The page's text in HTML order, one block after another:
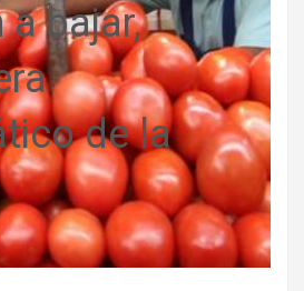
a bajar,
de la